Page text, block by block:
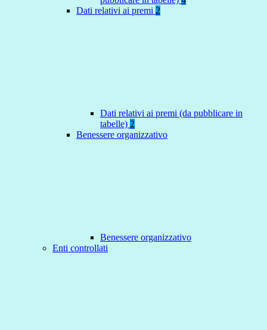
Dati relativi ai premi 2
Dati relativi ai premi (da pubblicare in
tabelle) 2
Benessere organizzativo
Benessere organizzativo
Enti controllati